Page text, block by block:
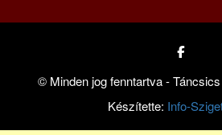
© Minden jog fenntartva -
Készítette: Info-